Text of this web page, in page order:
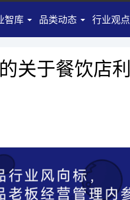
智库创业准备
创业资讯
组建团队
知识推荐
深度访谈
品类动态新茶饮
新烘焙
新消费
植物基
食装
行业观点
关于餐饮店